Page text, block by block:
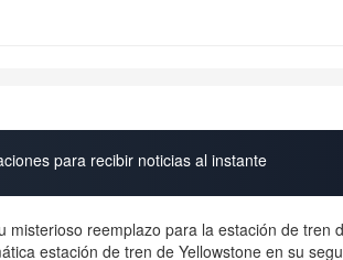
para recibir noticias al instante
misterioso reemplazo para la estación de tren
estación de tren de Yellowstone en su